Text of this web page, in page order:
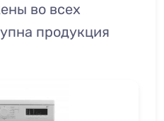
во всех
продукция